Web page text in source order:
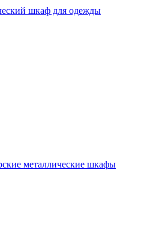
шкаф для одежды
металлические шкафы